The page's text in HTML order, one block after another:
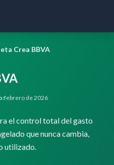
Crea BBVA
febrero de 2026
el control total del gasto
que nunca cambia,
utilizado.